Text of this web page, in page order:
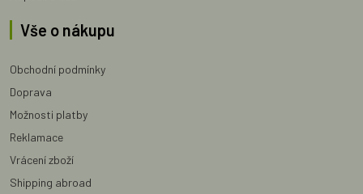
Vše o nákupu
Obchodní podmínky
Doprava
Možnosti platby
Reklamace
Vrácení zboží
Shipping abroad